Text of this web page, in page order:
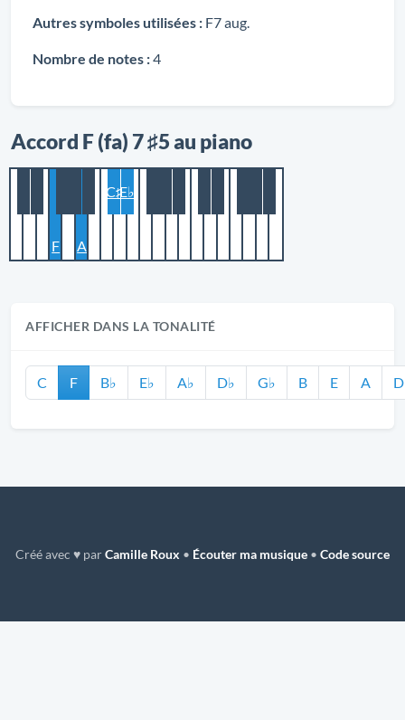
Autres symboles utilisées : F7 aug.
Nombre de notes :4
Accord F (fa) 7 ♯5 au piano
F A
C♯E♭
AFFICHER DANS LA TONALITÉ
C F B♭ E♭ A♭ D♭ G♭ B E A D
Créé avec ♥ parCamille Roux • Écouter ma musique • Code source